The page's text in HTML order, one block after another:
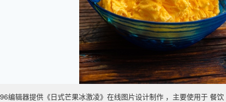
96编辑器提供《日式芒果冰激凌》在线图片设计制作 ，主要使用于 餐